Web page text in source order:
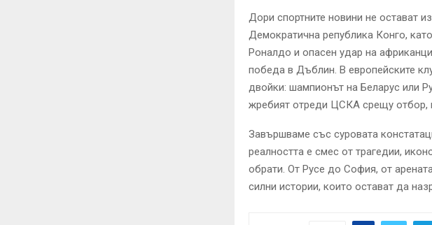
Дори спортните новини не остават
Демократична република Конго,
Роналдо и опасен удар на
победа в Дъблин. В европейските
двойки: шампионът на Беларус или
жребият отреди ЦСКА срещу отбор,
Завършваме със суровата
реалността е смес от трагедии,
обрати. От Русе до София, от
силни истории, които остават да